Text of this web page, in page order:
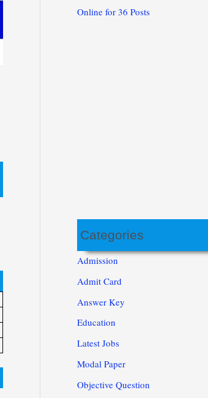
Online for 36 Posts
Categories
Admission
Admit Card
Answer Key
Education
Latest Jobs
Modal Paper
Objective Question